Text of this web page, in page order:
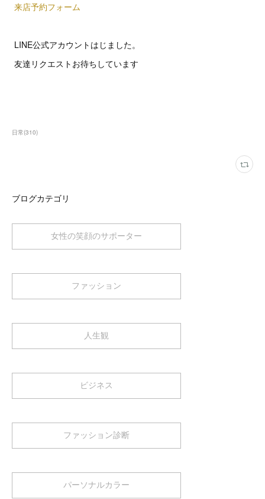
来店予約フォーム
LINE公式アカウントはじました。
友達リクエストお待ちしています
日常(310)
ブログカテゴリ
女性の笑顔のサポーター
ファッション
人生観
ビジネス
ファッション診断
パーソナルカラー